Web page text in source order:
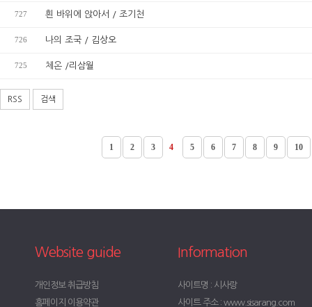
727 흰 바위에 앉아서 / 조기천
726 나의 조국 / 김상오
725 체온 /리삼월
RSS 검색
1 2 3 4 5 6 7 8 9 10
Website guide
개인정보 취급방침
홈페이지 이용약관
Information
사이트명 : 시사랑
사이트 주소 : www.sisarang.com